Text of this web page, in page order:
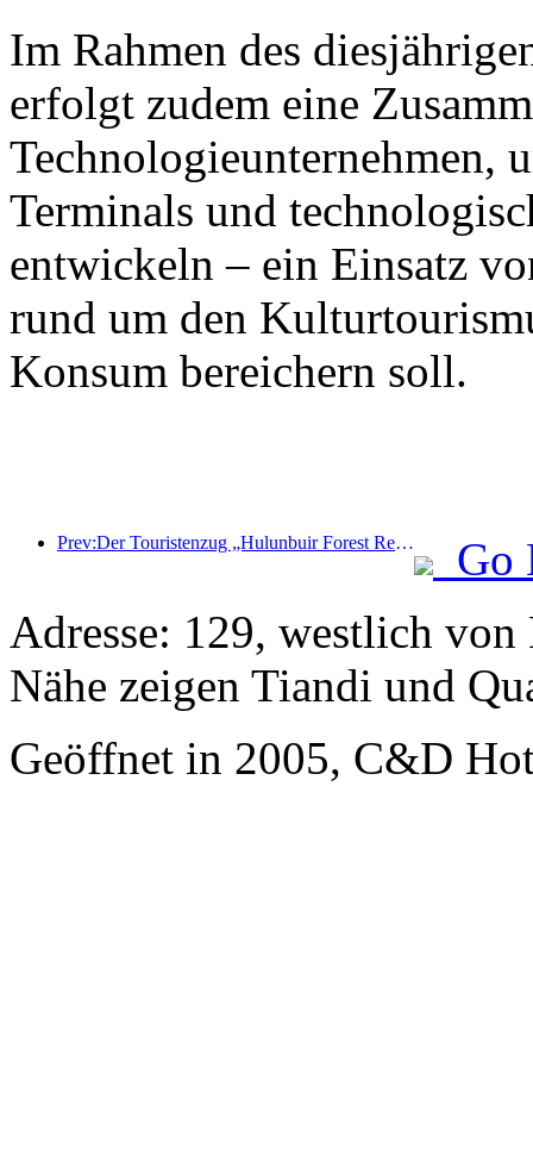
Im Rahmen des
erfolgt zudem eine
Technologieunternehmen,
Terminals und
entwickeln – ein Einsatz
rund um den
Konsum bereichern soll.
Prev:Der Touristenzug „Hulunbuir Forest Rendezvous - Daxinganling Express - Starlight Train - Tianyi Journey“ tritt seine Jungfernfahrt an.
Go
Adresse: 129, westlich
Nähe zeigen Tiandi und
Geöffnet in 2005, C&D